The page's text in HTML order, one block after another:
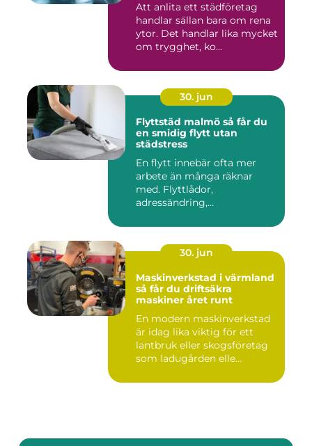
Att anlita ett städföretag
handlar sällan bara om rena
ytor. Det handlar lika mycket
om trygghet, ko...
30. jun
Flyttstäd malmö så får du
en smidig flytt utan
städstress
En flytt innebär ofta mer
arbete än många räknar
med. Flyttlådor,
adressändring,
30. jun
Maskinverkstad i värmland
så får du driftsäkra
maskiner året runt
En modern maskinverkstad
är idag lika viktig för ett
lantbruk eller skogsföretag
som ladugården elle...